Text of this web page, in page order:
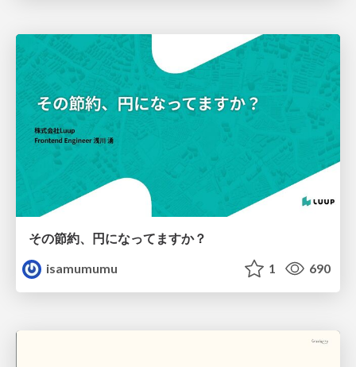
その節約、円になってますか？
isamumumu
1 690